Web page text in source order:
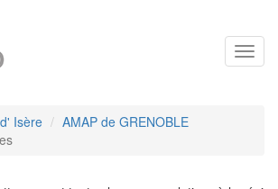
Isère
AMAP de GRENOBLE